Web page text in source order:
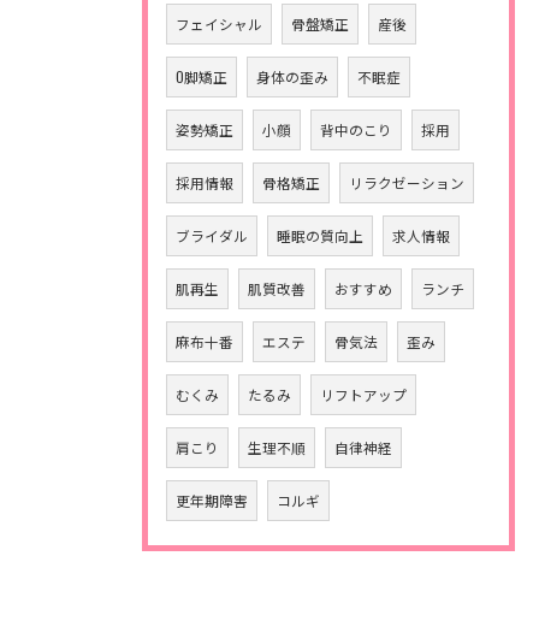
フェイシャル 骨盤矯正 産後
O脚矯正 身体の歪み 不眠症
姿勢矯正 小顔 背中のこり 採用
採用情報 骨格矯正 リラクゼーション
ブライダル 睡眠の質向上 求人情報
肌再生 肌質改善 おすすめ ランチ
麻布十番 エステ 骨気法 歪み
むくみ たるみ リフトアップ
肩こり 生理不順 自律神経
更年期障害 コルギ